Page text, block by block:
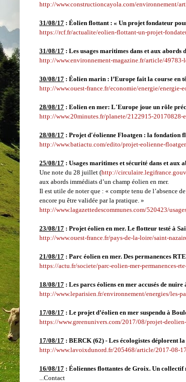
http://www.constructioncayola.com/environnement/
31/08/17 : Éolien flottant : « Un projet fondateur
https://rcf.fr/actualite/eolien-flottant-un-projet-
31/08/17 : Les usages maritimes dans et aux abords
http://www.environnement-magazine.fr/article/49783-
30/08/17 : Éolien marin : l’Europe fait la course en
http://www.ouest-france.fr/economie/energie/
28/08/17 : Eolien en mer: L'Europe joue un rôle
http://www.20minutes.fr/planete/2122915-20170828-
28/08/17 : Projet d'éolienne Floatgen : la fondation
http://www.batiactu.com/edito/projet-eolienne-
25/08/17 : Usages maritimes et sécurité dans et aux
Une note du 28 juillet (http://
aux abords immédiats d’un champ éolien en mer.
Il est utile de noter que : « compte tenu de l’absence
encore pu être validée par la pratique. »
http://www.lagazettedescommunes.com/520423/
23/08/17 : Projet éolien en mer. Le flotteur testé à
http://www.ouest-france.fr/pays-de-la-loire/saint-
21/08/17 : Parc éolien en mer. Des permanences
https://actu.fr/societe/parc-eolien-mer-permanences-
18/08/17 : Les parcs éoliens en mer accusés de
http://www.leparisien.fr/environnement/energies/les-
17/08/17 : Le projet d’éolien en mer suspendu à
https://www.greenunivers.com/2017/08/projet-
17/08/17 : BERCK (62) - Les écologistes déplorent
http://www.lavoixdunord.fr/205468/article/2017-08-
16/08/17 : Éoliennes flottantes de Groix. Un collectif
...Contact